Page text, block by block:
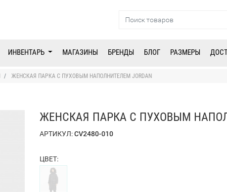
ИНВЕНТАРЬ МАГАЗИНЫ БРЕНДЫ БЛОГ РАЗМЕРЫ
ЖЕНСКАЯ ПАРКА С ПУХОВЫМ НАПОЛНИТЕЛЕМ JORDAN
ЖЕНСКАЯ ПАРКА С ПУХОВЫМ
АРТИКУЛ:CV2480-010
ЦВЕТ: